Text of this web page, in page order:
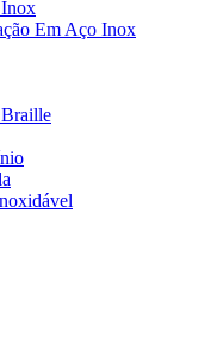
Em Aço Inox